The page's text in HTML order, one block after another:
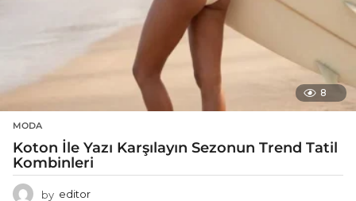
8
MODA
Koton İle Yazı Karşılayın Sezonun Trend Tatil
Kombinleri
by editor